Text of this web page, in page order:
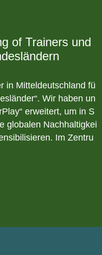
of Trainers und
in Mitteldeutschland fü
Wir haben un
erweitert, um in S
globalen Nachhaltigkei
Im Zentru